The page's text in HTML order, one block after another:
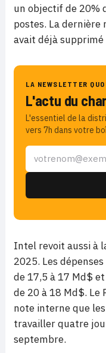
un objectif de 20%
postes. La
avait déjà
LA NEWSLETTER
L'actu du
L'essentiel de la
vers 7h dans votre
Intel revoit aussi à
2025. Les
de 17,5 à 17 Md$
de 20 à 18 Md$. Le
note interne que
travailler quatre
septembre.